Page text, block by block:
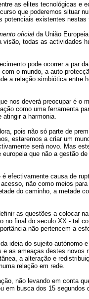
as elites tecnológicas e
que poderemos situar
existentes
oficial da União
todas as
pode ocorrer a par
o mundo, a auto-
a relação simbiótica
nos deverá preocupar é
como uma ferramenta
atingir a harmonia.
pois não só parte de
estaremos a criar um
será novo. Mas
que não a gestão
causa de
não como meios
do caminho, a metade
as questões a
no final do seculo XX - tal
não pertencem a
ideia do sujeito
as ameaças destes
a alteração e
relação em rede.
não levando em conta
busca dos 15